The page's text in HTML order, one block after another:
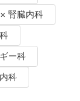
腎臓内科
ー科
科